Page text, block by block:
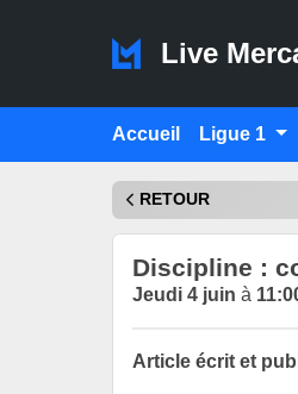
Live
Accueil Ligue 1
RETOUR
Discipline :
Jeudi 4 juin à
Article écrit et